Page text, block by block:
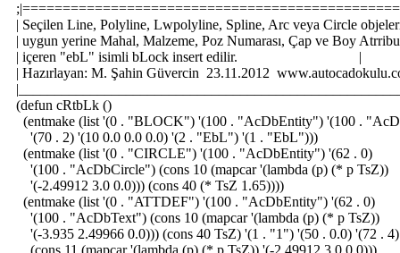
| Seçilen Line, Polyline, Lwpolyline, Spline, Arc veya Circle
| uygun yerine Mahal, Malzeme, Poz Numarası, Çap ve Boy
| içeren "ebL" isimli bLock insert edilir. |
| Hazırlayan: M. Şahin Güvercin 23.11.2012
(defun cRtbLk ()
(entmake (list '(0 . "BLOCK") '(100 . "AcDbEntity") '(100 .
'(70 . 2) '(10 0.0 0.0 0.0) '(2 . "EbL") '(1 . "EbL")))
(entmake (list '(0 . "CIRCLE") '(100 . "AcDbEntity") '(62 . 0)
'(100 . "AcDbCircle") (cons 10 (mapcar '(lambda (p) (* p TsZ))
'(-2.49912 3.0 0.0))) (cons 40 (* TsZ 1.65))))
(entmake (list '(0 . "ATTDEF") '(100 . "AcDbEntity") '(62 . 0)
'(100 . "AcDbText") (cons 10 (mapcar '(lambda (p) (* p TsZ))
'(-3.935 2.49966 0.0))) (cons 40 TsZ) '(1 . "1") '(50 . 0.0) '(72 . 4)
(cons 11 (mapcar '(lambda (p) (* p TsZ)) '(-2.49912 3.0 0.0)))